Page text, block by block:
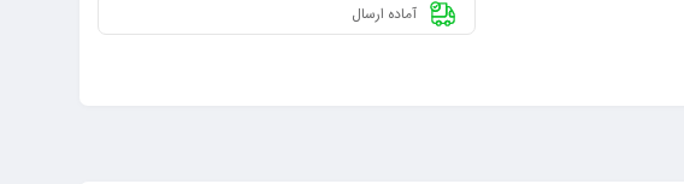
آماده ارسال